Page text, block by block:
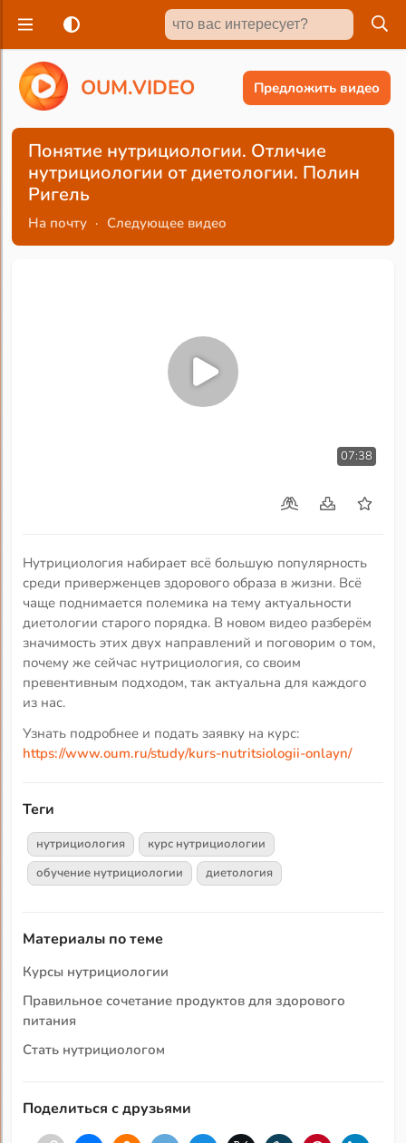
OUM.VIDEO Предложить видео
Понятие нутрициологии. Отличие
нутрициологии от диетологии. Полин
Ригель
На почту · Следующее видео
07:38
Нутрициология набирает всё большую популярность
среди приверженцев здорового образа в жизни. Всё
чаще поднимается полемика на тему актуальности
диетологии старого порядка. В новом видео разберём
значимость этих двух направлений и поговорим о том,
почему же сейчас нутрициология, со своим
превентивным подходом, так актуальна для каждого
из нас.
Узнать подробнее и подать заявку на курс:
https://www.oum.ru/study/kurs-nutritsiologii-onlayn/
Теги
нутрициология
курс нутрициологии
обучение нутрициологии
диетология
Материалы по теме
Курсы нутрициологии
Правильное сочетание продуктов для здорового
питания
Стать нутрициологом
Поделиться с друзьями